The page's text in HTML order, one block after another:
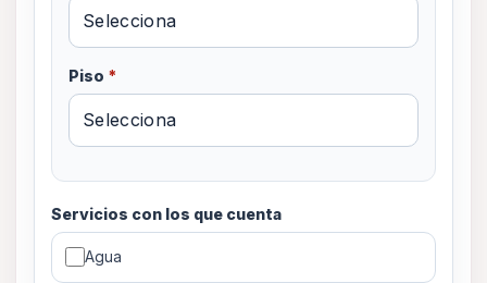
Piso *
Servicios con los que cuenta
Agua